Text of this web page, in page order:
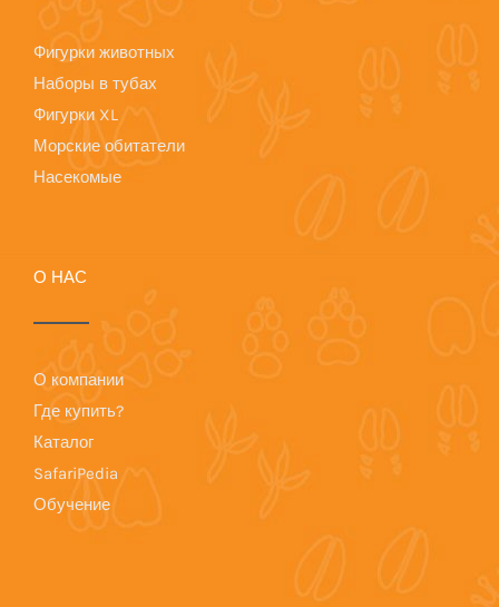
Фигурки животных
Наборы в тубах
Фигурки XL
Морские обитатели
Насекомые
О НАС
О компании
Где купить?
Каталог
SafariPedia
Обучение